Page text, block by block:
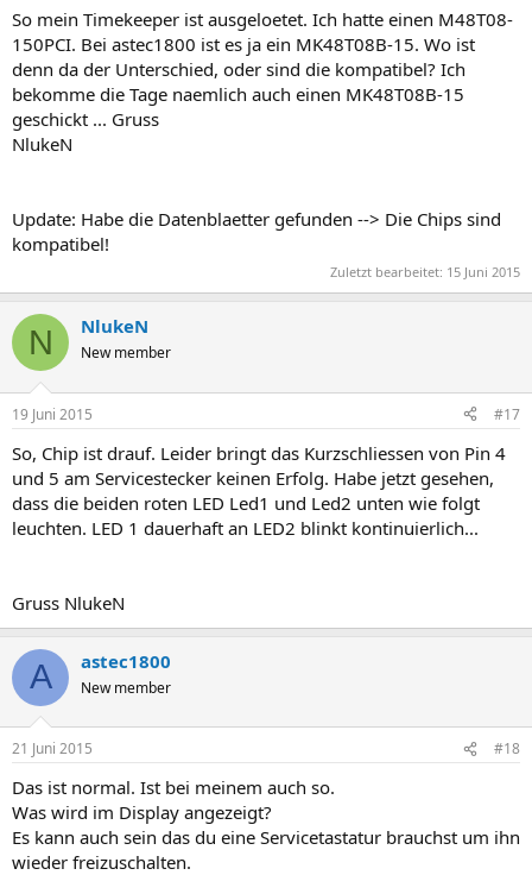
So mein Timekeeper ist ausgeloetet. Ich hatte einen M48T08-
150PCI. Bei astec1800 ist es ja ein MK48T08B-15. Wo ist
denn da der Unterschied, oder sind die kompatibel? Ich
bekomme die Tage naemlich auch einen MK48T08B-15
geschickt ... Gruss
NlukeN
Update: Habe die Datenblaetter gefunden --> Die Chips sind
kompatibel!
Zuletzt bearbeitet: 15 Juni 2015
N NlukeN
New member
19 Juni 2015 #17
So, Chip ist drauf. Leider bringt das Kurzschliessen von Pin 4
und 5 am Servicestecker keinen Erfolg. Habe jetzt gesehen,
dass die beiden roten LED Led1 und Led2 unten wie folgt
leuchten. LED 1 dauerhaft an LED2 blinkt kontinuierlich...
Gruss NlukeN
A astec1800
New member
21 Juni 2015 #18
Das ist normal. Ist bei meinem auch so.
Was wird im Display angezeigt?
Es kann auch sein das du eine Servicetastatur brauchst um ihn
wieder freizuschalten.